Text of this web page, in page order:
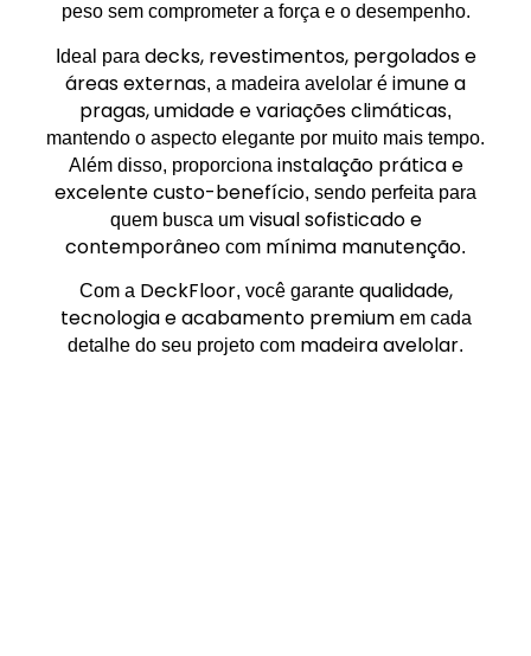
peso sem comprometer a força e o desempenho.
Ideal para decks, revestimentos, pergolados e
áreas externas, a madeira avelolar é imune a
pragas, umidade e variações climáticas,
mantendo o aspecto elegante por muito mais tempo.
Além disso, proporciona instalação prática e
excelente custo-benefício, sendo perfeita para
quem busca um visual sofisticado e
contemporâneo com mínima manutenção.
Com a DeckFloor, você garante qualidade,
tecnologia e acabamento premiumem cada
detalhe do seu projeto com madeira avelolar.